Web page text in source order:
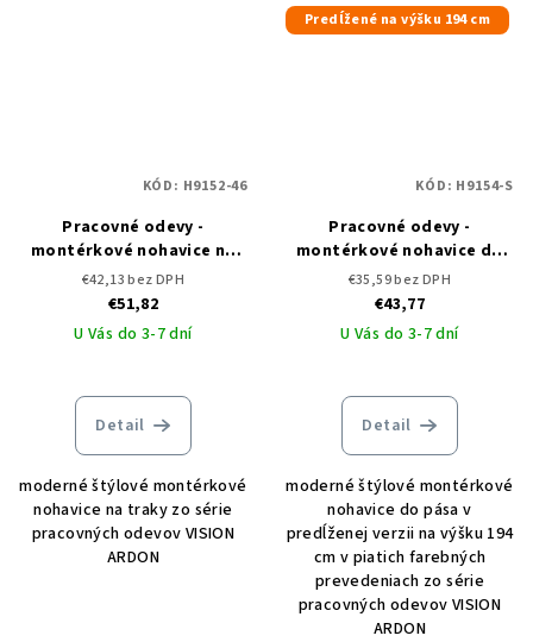
Pracovné odevy -
montérkové nohavice na
traky ARDON VISION
€42,13 bez DPH
€51,82
U Vás do 3-7 dní
Detail
moderné štýlové montérkové
nohavice na traky zo série
pracovných odevov VISION
ARDON
KÓD: H9152-46
Predĺžené na výšku 194 cm
Pracovné odevy -
montérkové nohavice do
pása ARDON VISION -
predĺžené
€35,59 bez DPH
€43,77
U Vás do 3-7 dní
Detail
moderné štýlové montérkové
nohavice do pása v
predĺženej verzii na výšku 194
cm v piatich farebných
prevedeniach zo série
pracovných odevov VISION
ARDON
KÓD: H9154-S